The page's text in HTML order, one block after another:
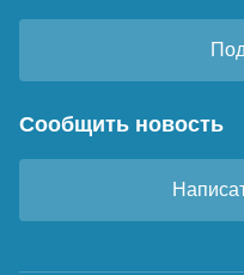
Сообщить новость